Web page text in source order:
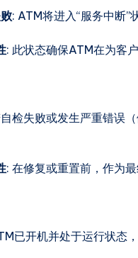
: ATM将进入“服务中断”
: 此状态确保ATM在为客
检失败或发生严重错误
: 在修复或重置前，作为最
已开机并处于运行状态